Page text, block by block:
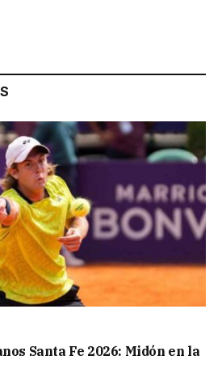
Santa Fe 2026: Midón en la